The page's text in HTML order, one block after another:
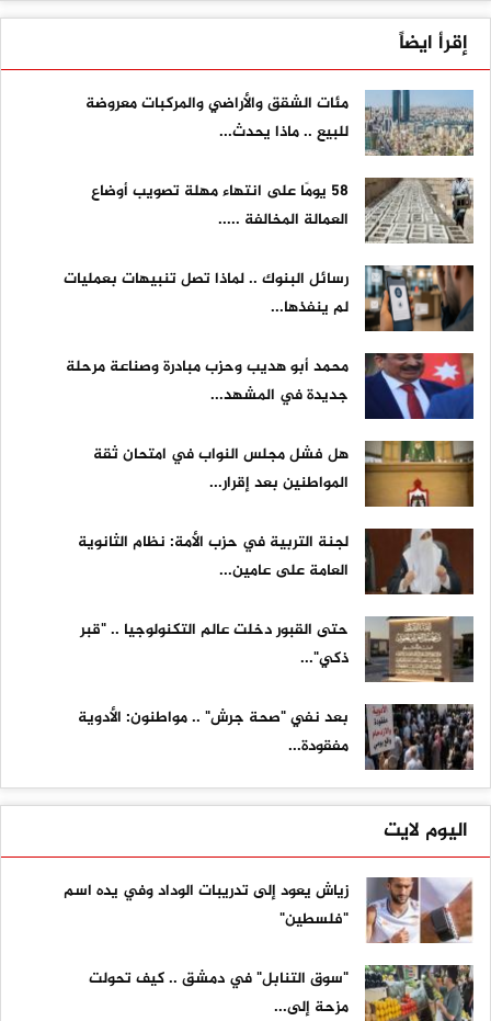
إقرأ ايضاً
مئات الشقق والأراضي والمركبات معروضة
للبيع .. ماذا يحدث...
58 يومًا على انتهاء مهلة تصويب أوضاع
العمالة المخالفة .....
رسائل البنوك .. لماذا تصل تنبيهات بعمليات
لم ينفذها...
محمد أبو هديب وحزب مبادرة وصناعة مرحلة
جديدة في المشهد...
هل فشل مجلس النواب في امتحان ثقة
المواطنين بعد إقرار...
لجنة التربية في حزب الأمة: نظام الثانوية
العامة على عامين...
حتى القبور دخلت عالم التكنولوجيا .. "قبر
ذكي"...
بعد نفي "صحة جرش" .. مواطنون: الأدوية
مفقودة...
اليوم لايت
زياش يعود إلى تدريبات الوداد وفي يده اسم
"فلسطين"
"سوق التنابل" في دمشق .. كيف تحولت
مزحة إلى...